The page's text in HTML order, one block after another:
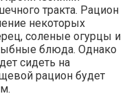
тракта. Рацион
некоторых
соленые огурцы и
блюда. Однако
сидеть на
рацион будет